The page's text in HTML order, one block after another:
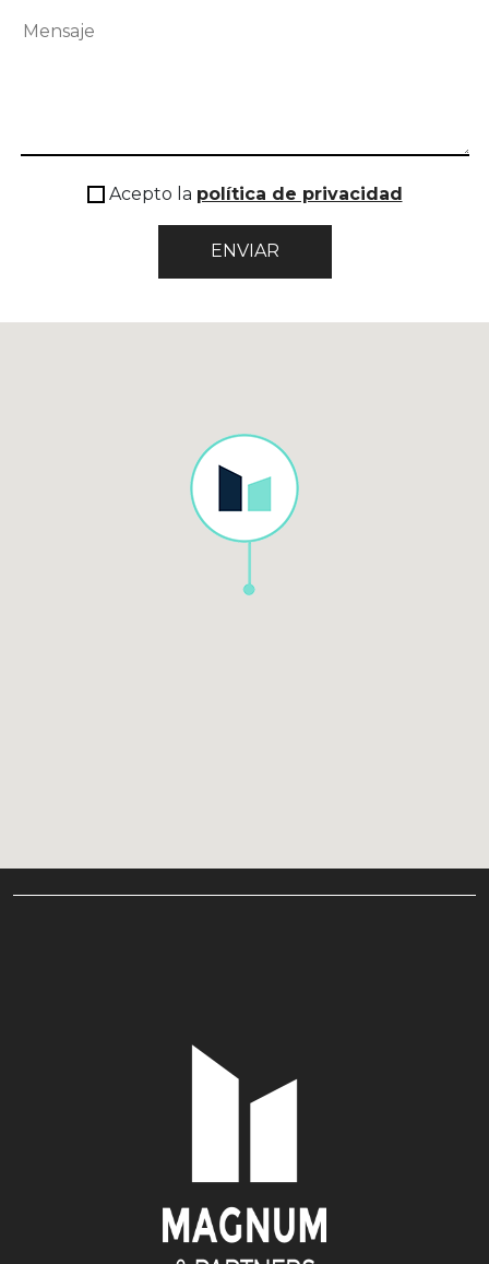
Acepto la política de privacidad